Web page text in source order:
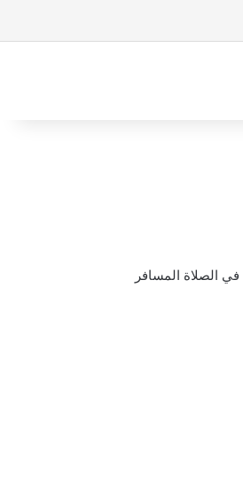
في الصلاة المسافر